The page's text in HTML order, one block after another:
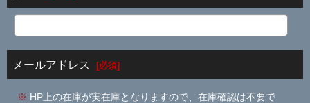
メールアドレス [必須]
※ HP上の在庫が実在庫となりますので、在庫確認は不要で